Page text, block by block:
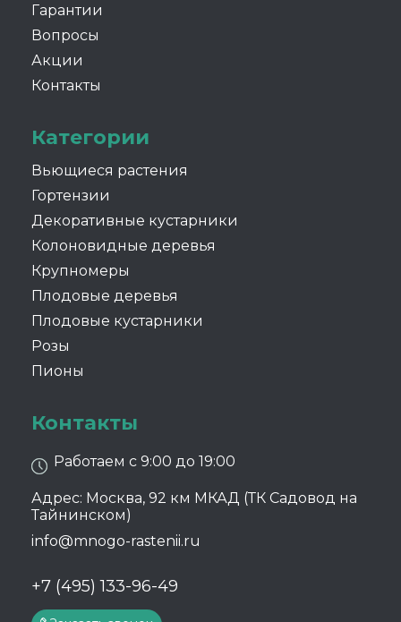
Гарантии
Вопросы
Акции
Контакты
Категории
Вьющиеся растения
Гортензии
Декоративные кустарники
Колоновидные деревья
Крупномеры
Плодовые деревья
Плодовые кустарники
Розы
Пионы
Контакты
Работаем с 9:00 до 19:00
Адрес: Москва, 92 км МКАД (ТК Садовод на
Тайнинском)
info@mnogo-rastenii.ru
+7 (495) 133-96-49